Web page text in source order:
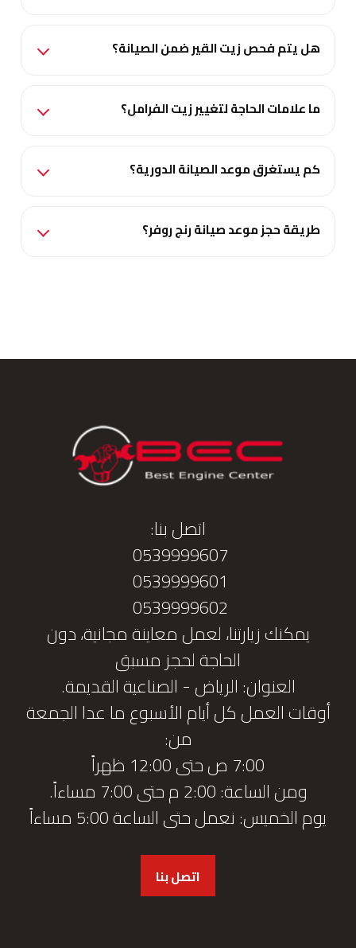
هل يتم فحص زيت القير ضمن الصيانة؟
ما علامات الحاجة لتغيير زيت الفرامل؟
كم يستغرق موعد الصيانة الدورية؟
طريقة حجز موعد صيانة رنج روفر؟
اتصل بنا:
0539999607
0539999601
0539999602
يمكنك زيارتنا، لعمل معاينة مجانية، دون
الحاجة لحجز مسبق
العنوان: الرياض - الصناعية القديمة.
أوقات العمل كل أيام الأسبوع ما عدا الجمعة
من:
7:00 ص حتى 12:00 ظهراً
ومن الساعة: 2:00 م حتى 7:00 مساءاً.
يوم الخميس: نعمل حتى الساعة 5:00 مساءاً
اتصل بنا